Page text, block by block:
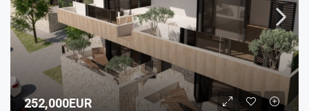
252,000EUR